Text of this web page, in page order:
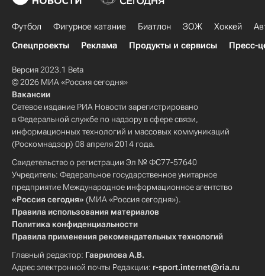
Футбол Фигурное катание Биатлон ЗОЖ Хоккей
Спецпроекты
Реклама Продукты и сервисы Пресс-
Версия 2023.1 Beta
© 2026 МИА «Россия сегодня»
Вакансии
Сетевое издание РИА Новости зарегистрировано
в Федеральной службе по надзору в сфере связи,
информационных технологий и массовых коммуникаций
(Роскомнадзор) 08 апреля 2014 года.
Свидетельство о регистрации Эл № ФС77-57640
Учредитель: Федеральное государственное унитарное
предприятие Международное информационное агентство
«Россия сегодня» (МИА «Россия сегодня»).
Правила использования материалов
Политика конфиденциальности
Правила применения рекомендательных технологий
Главный редактор: Гаврилова А.В.
Адрес электронной почты Редакции: r-sport.internet@ria.ru